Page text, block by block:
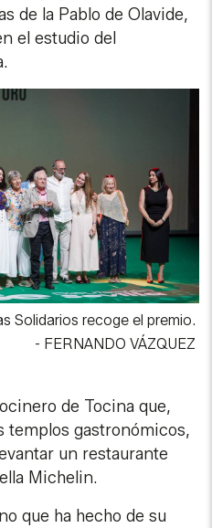
de la Pablo de Olavide,
el estudio del
Solidarios recoge el premio.
- FERNANDO VÁZQUEZ
de Tocina que,
templos gastronómicos,
un restaurante
Michelin.
que ha hecho de su